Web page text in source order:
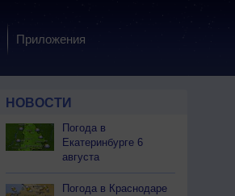
Приложения
НОВОСТИ
Погода в
Екатеринбурге 6
августа
Погода в Краснодаре